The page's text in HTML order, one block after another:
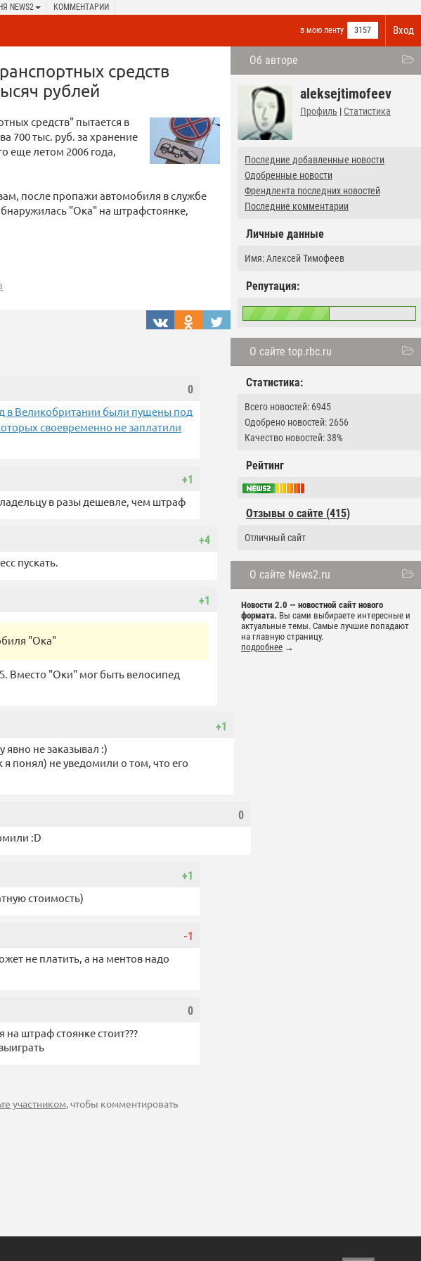
NEWS2 КОММЕНТАРИИ
Вход
в мою ленту 3157
Об авторе
aleksejtimofeev
Профиль | Статистика
Последние добавленные новости
Одобренные новости
Френдлента последних новостей
Последние комментарии
Личные данные
Имя: Алексей Тимофеев
Репутация:
О сайте top.rbc.ru
Статистика:
Всего новостей: 6945
Одобрено новостей: 2656
Качество новостей: 38%
Рейтинг
Отзывы о сайте (415)
Отличный сайт
О сайте News2.ru
Новости 2.0 — новостной сайт нового
формата. Вы сами выбираете интересные и
актуальные темы. Самые лучшие попадают
на главную страницу.
подробнее →
средств
рублей
средств" пытается в
700 тыс. руб. за хранение
еще летом 2006 года,
после пропажи автомобиля в службе
"Ока" на штрафстоянке,
0
в Великобритании были пущены под
своевременно не заплатили
+1
в разы дешевле, чем штраф
+4
пускать.
+1
"Ока"
Вместо "Оки" мог быть велосипед
+1
явно не заказывал :)
понял) не уведомили о том, что его
0
:D
+1
стоимость)
-1
не платить, а на ментов надо
0
штраф стоянке стоит???
участником, чтобы комментировать